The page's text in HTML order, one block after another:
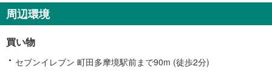
周辺環境
買い物
セブンイレブン 町田多摩境駅前まで90m (徒歩2分)